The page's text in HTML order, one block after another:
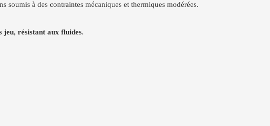
soumis à des contraintes mécaniques et thermiques modérées.
jeu, résistant aux fluides.